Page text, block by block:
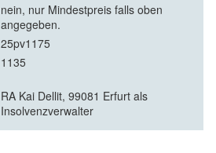
nein, nur Mindestpreis falls oben
angegeben.
25pv1175
1135
RA Kai Dellit, 99081 Erfurt als
Insolvenzverwalter